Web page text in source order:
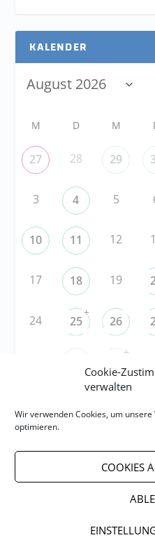
Cookie-
verwalten
Wir verwenden Cookies, um
optimieren.
COOKIES
KALENDER
M D M
27 28 29
3 4 5
10 11 12
17 18 19
24 25
+
26
+
RSS
RSS-FEED abonnieren